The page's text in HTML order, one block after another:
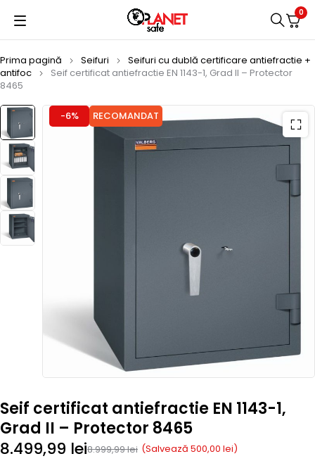
0
Prima pagină Seifuri
Seifuri cu dublă certificare antiefractie +
antifoc
Seif certificat antiefractie EN 1143-1, Grad II – Protector
8465
-6% RECOMANDAT
Seif certificat antiefractie EN 1143-1,
Grad II – Protector 8465
8.999,99lei
8.499,99 lei (Salvează 500,00 lei)